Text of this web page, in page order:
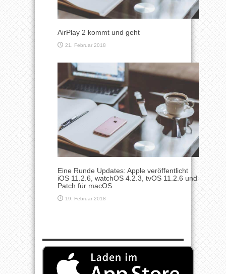
AirPlay 2 kommt und geht
21. Februar 2018
Eine Runde Updates: Apple veröffentlicht
iOS 11.2.6, watchOS 4.2.3, tvOS 11.2.6 und
Patch für macOS
19. Februar 2018